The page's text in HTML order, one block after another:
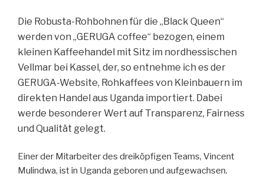
Die Robusta-Rohbohnen für die „Black Queen“
werden von „GERUGA coffee“ bezogen, einem
kleinen Kaffeehandel mit Sitz im nordhessischen
Vellmar bei Kassel, der, so entnehme ich es der
GERUGA-Website, Rohkaffees von Kleinbauern im
direkten Handel aus Uganda importiert. Dabei
werde besonderer Wert auf Transparenz, Fairness
und Qualität gelegt.
Einer der Mitarbeiter des dreiköpfigen Teams, Vincent
Mulindwa, ist in Uganda geboren und aufgewachsen.